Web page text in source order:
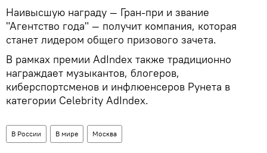
Наивысшую награду — Гран-при и звание
"Агентство года" — получит компания, которая
станет лидером общего призового зачета.
В рамках премии AdIndex также традиционно
награждает музыкантов, блогеров,
киберспортсменов и инфлюенсеров Рунета в
категории Celebrity AdIndex.
В России В мире Москва